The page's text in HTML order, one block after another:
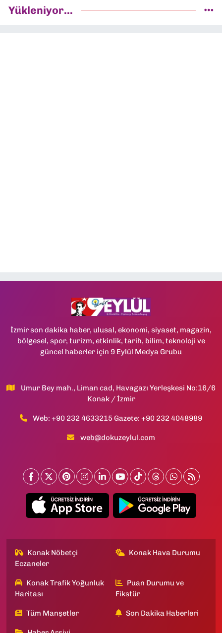
Yükleniyor...
İzmir son dakika haber, ulusal, ekonomi, siyaset, magazin,
bölgesel, spor, turizm, etkinlik, tarih, bilim, teknoloji ve
güncel haberler için 9 Eylül Medya Grubu
Umur Bey mah., Liman cad, Havagazı Yerleşkesi No:16/6
Konak / İzmir
Web: +90 232 4633215 Gazete: +90 232 4048989
web@dokuzeylul.com
Konak Nöbetçi
Eczaneler
Konak Hava Durumu
Konak Trafik Yoğunluk
Haritası
Puan Durumu ve
Fikstür
Tüm Manşetler Son Dakika Haberleri